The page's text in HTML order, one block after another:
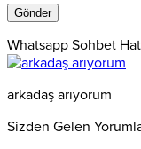
Whatsapp Sohbet
arkadaş arıyorum
Sizden Gelen